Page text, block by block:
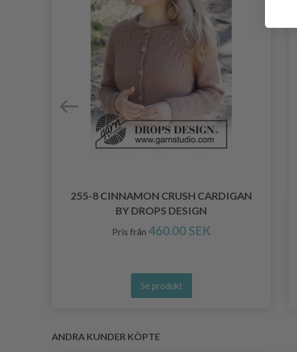
255-8 CINNAMON CRUSH CARDIGAN
BY DROPS DESIGN
Pris från 460.00 SEK
Se produkt
ANDRA KUNDER KÖPTE